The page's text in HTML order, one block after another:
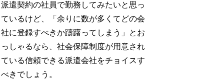
派遣契約の社員で勤務してみたいと思っ
ているけど、「余りに数が多くてどの会
社に登録すべきか躊躇ってしまう」とお
っしゃるなら、社会保障制度が用意され
ている信頼できる派遣会社をチョイスす
べきでしょう。